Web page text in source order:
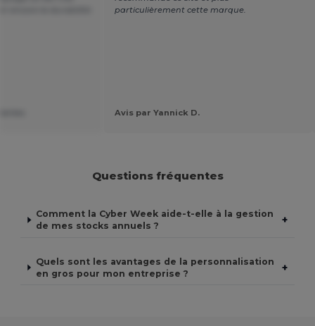
particulièrement cette marque.
Avis par Yannick D.
Questions fréquentes
Comment la Cyber Week aide-t-elle à la gestion
de mes stocks annuels ?
+
Quels sont les avantages de la personnalisation
en gros pour mon entreprise ?
+